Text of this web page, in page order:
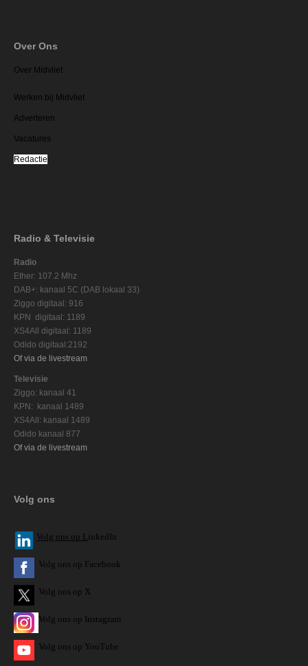
Over Ons
Over Midvliet
Werken bij Midvliet
Adverteren
Vacatures
Redactie
Radio & Televisie
Radio
Ether: 107.2 Mhz
DAB+: kanaal 5C (DAB lokaal 33)
Ziggo digitaal: 916
KPN digitaal: 1189
XS4All digitaal: 1189
Odido digitaal:2192
Of via de livestream
Televisie
Ziggo: kanaal 41
KPN: kanaal 1489
XS4All: kanaal 1489
Odido kanaal 877
Of via de livestream
Volg ons
Volg ons op L inkedIn
Volg ons op Facebook
Volg ons op X
Volg ons op Instagram
Volg ons op YouTube